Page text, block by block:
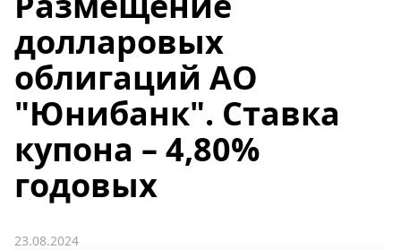
долларовых
облигаций АО
"Юнибанк". Ставка
купона – 4,80%
годовых
23.08.2024